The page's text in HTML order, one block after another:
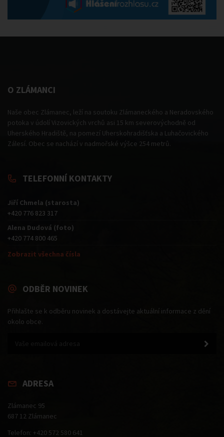
O ZLÁMANCI
Naše obec Zlámanec, leží na soutoku Zlámaneckého a Neradovského
potoka v údolí Vizovických vrchů asi 15 km severovýchodně od
Uherského Hradiště, na pomezí Uherskohradišťska a Luhačovického
Zálesí. Obec se nachází v nadmořské výšce 254 metrů.
TELEFONNÍ KONTAKTY
Jiří Chmela (starosta)
+420 776 823 317
Alena Dudová (foto)
+420 774 800 465
Zobrazit všechna čísla
ODBĚR NOVINEK
Přihlašte se k odběru novinek a dostávejte aktuální informace z dění
okolo obce.
ADRESA
Zlámanec 95
687 12 Zlámanec
Telefon: +420 572 580 641